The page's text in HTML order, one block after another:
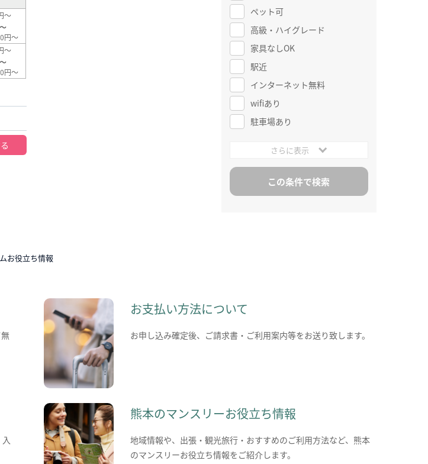
～
円～
～
円～
ペット可
高級・ハイグレード
家具なしOK
駅近
インターネット無料
wifiあり
駐車場あり
さらに表示
お役立ち情報
お支払い方法について
お申し込み確定後、ご請求書・ご利用案内等をお送り致します。
熊本のマンスリーお役立ち情報
地域情報や、出張・観光旅行・おすすめのご利用方法など、熊本
のマンスリーお役立ち情報をご紹介します。